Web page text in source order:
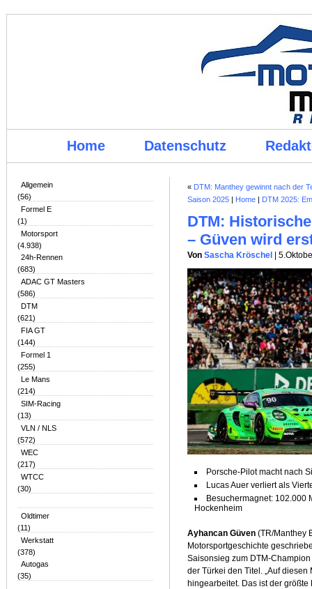
Home Datenschutz
Allgemein
(56)
Formel E
(1)
Motorsport
(4.938)
24h-Rennen
(683)
ADAC GT Masters
(586)
DTM
(621)
FIA GT
(144)
Formel 1
(255)
Le Mans
(214)
SIM-Racing
(13)
VLN / NLS
(572)
WEC
(217)
WTCC
(30)
Oldtimer
(11)
Werkstatt
(378)
Autogas
(35)
« DTM: Manthey gewinnt nach der
Saison 2025 | Home | DTM 2025:
DTM:
– Güven wird
Von Sascha Kröschel |
Porsche-Pilot macht nach
Lucas Auer verliert als
Besuchermagnet: 102.000
Hockenheim
Ayhancan Güven (TR/Manthey
Motorsportgeschichte
Saisonsieg zum DTM-
der Türkei den Titel. „Auf
hingearbeitet. Das ist der